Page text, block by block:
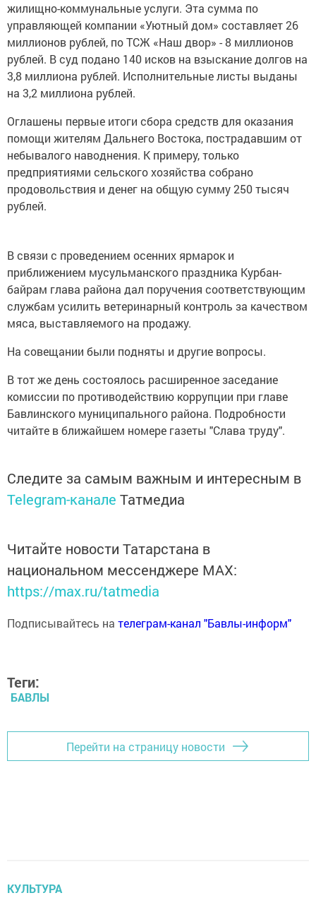
жилищно-коммунальные услуги. Эта сумма по
управляющей компании «Уютный дом» составляет 26
миллионов рублей, по ТСЖ «Наш двор» - 8 миллионов
рублей. В суд подано 140 исков на взыскание долгов на
3,8 миллиона рублей. Исполнительные листы выданы
на 3,2 миллиона рублей.
Оглашены первые итоги сбора средств для оказания
помощи жителям Дальнего Востока, пострадавшим от
небывалого наводнения. К примеру, только
предприятиями сельского хозяйства собрано
продовольствия и денег на общую сумму 250 тысяч
рублей.
В связи с проведением осенних ярмарок и
приближением мусульманского праздника Курбан-
байрам глава района дал поручения соответствующим
службам усилить ветеринарный контроль за качеством
мяса, выставляемого на продажу.
На совещании были подняты и другие вопросы.
В тот же день состоялось расширенное заседание
комиссии по противодействию коррупции при главе
Бавлинского муниципального района. Подробности
читайте в ближайшем номере газеты "Слава труду".
Следите за самым важным и интересным в
Telegram-канале Татмедиа
Читайте новости Татарстана в
национальном мессенджере MАХ:
https://max.ru/tatmedia
Подписывайтесь на телеграм-канал "Бавлы-информ"
Теги:
БАВЛЫ
Перейти на страницу новости
КУЛЬТУРА